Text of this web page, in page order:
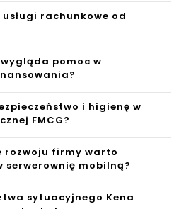
rachunkowe od
pomoc w
i higienę w
FMCG?
rozwoju firmy warto
serwerownię mobilną?
sytuacyjnego Kena